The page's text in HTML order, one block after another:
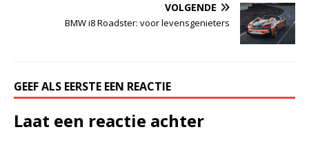
VOLGENDE
BMW i8 Roadster: voor levensgenieters
GEEF ALS EERSTE EEN REACTIE
Laat een reactie achter